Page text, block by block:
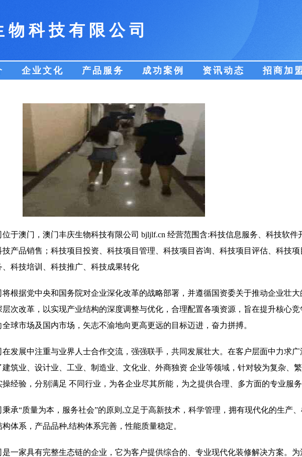
科技有限公司
企业文化 产品服务 成功案例 资讯动态 招商加
于澳门，澳门丰庆生物科技有限公司 bjljlf.cn 经营范围含:科技信息服务、科技软件
产品销售；科技项目投资、科技项目管理、科技项目咨询、科技项目评估、科技项
科技培训、科技推广、科技成果转化
根据党中央和国务院对企业深化改革的战略部署，并遵循国资委关于推动企业壮大
次改革，以实现产业结构的深度调整与优化，合理配置各项资源，旨在提升核心竞
球市场及国内市场，矢志不渝地向更高更远的目标迈进，奋力拼搏。
发展中注重与业界人士合作交流，强强联手，共同发展壮大。在客户层面中力求广
筑业、设计业、工业、制造业、文化业、外商独资 企业等领域，针对较为复杂、
经验，分别满足 不同行业，为各企业尽其所能，为之提供合理、多方面的专业服务
承“质量为本，服务社会”的原则,立足于高新技术，科学管理，拥有现代化的生产
体系，产品品种,结构体系完善，性能质量稳定。
一家具有完整生态链的企业，它为客户提供综合的、专业现代化装修解决方案。为